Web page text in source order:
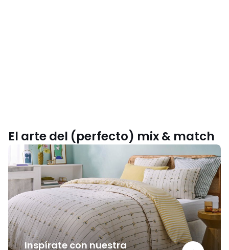
El arte del (perfecto) mix & match
Inspírate con nuestra
Inspírate
nuestra
colección